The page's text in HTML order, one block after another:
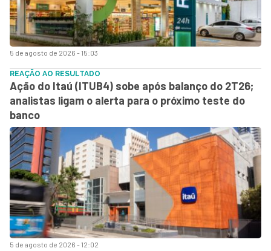
5 de agosto de 2026 - 15:03
5 de agosto de 2026 - 12:02
REAÇÃO AO RESULTADO
Ação do Itaú (ITUB4) sobe após balanço do 2T26;
analistas ligam o alerta para o próximo teste do
banco